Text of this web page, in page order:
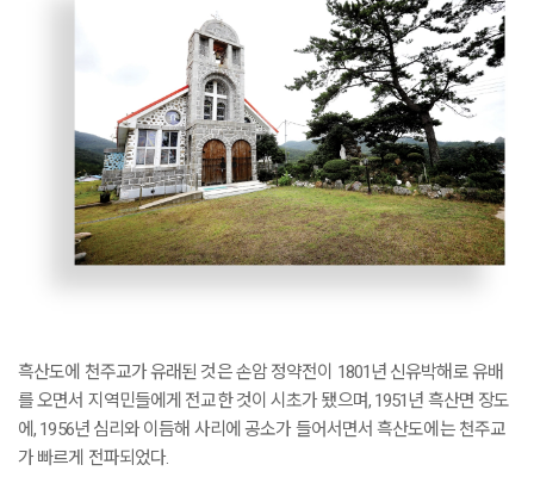
흑산도에 천주교가 유래된 것은 손암 정약전이 1801년 신유박해로 유배
를 오면서 지역민들에게 전교한 것이 시초가 됐으며, 1951년 흑산면 장도
에, 1956년 심리와 이듬해 사리에 공소가 들어서면서 흑산도에는 천주교
가 빠르게 전파되었다.